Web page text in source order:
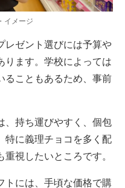
イメージ
レゼント選びには予算や
ります。学校によっては
ることもあるため、事前
、持ち運びやすく、個包
特に義理チョコを多く配
視したいところです。
トには、手頃な価格で購